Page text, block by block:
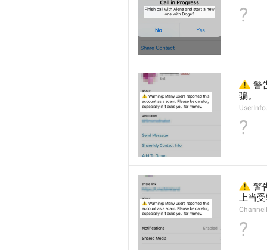
?
⚠️
警
骗。
?
⚠️
警
上当
?